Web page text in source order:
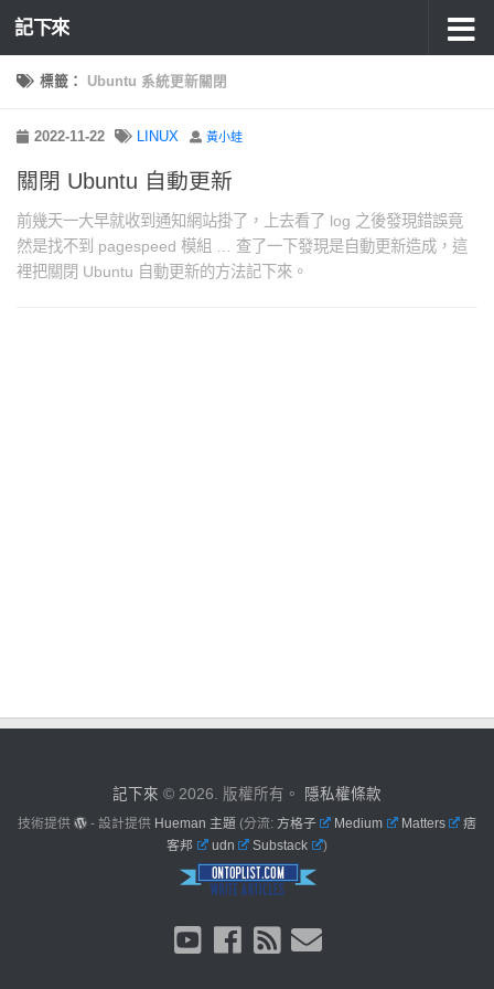
記下來
標籤： Ubuntu 系統更新關閉
2022-11-22 LINUX 黃小蛙
關閉 Ubuntu 自動更新
前幾天一大早就收到通知網站掛了，上去看了 log 之後發現錯誤竟
然是找不到 pagespeed 模組 … 查了一下發現是自動更新造成，這
裡把關閉 Ubuntu 自動更新的方法記下來。
記下來 © 2026. 版權所有。 隱私權條款
技術提供 - 設計提供 Hueman 主題 (分流: 方格子 Medium Matters
痞
客邦
udn Substack )